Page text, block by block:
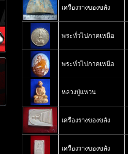
เครื่องรางของขลัง
พระทั่วไปภาคเหนือ
พระทั่วไปภาคเหนือ
หลวงปู่แหวน
เครื่องรางของขลัง
เครื่องรางของขลัง